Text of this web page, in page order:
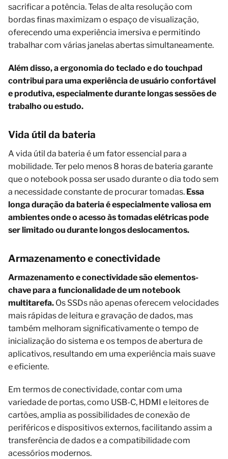
sacrificar a potência. Telas de alta resolução com
bordas finas maximizam o espaço de visualização,
oferecendo uma experiência imersiva e permitindo
trabalhar com várias janelas abertas simultaneamente.
Além disso, a ergonomia do teclado e do touchpad
contribui para uma experiência de usuário confortável
e produtiva, especialmente durante longas sessões de
trabalho ou estudo.
Vida útil da bateria
A vida útil da bateria é um fator essencial para a
mobilidade. Ter pelo menos 8 horas de bateria garante
que o notebook possa ser usado durante o dia todo sem
a necessidade constante de procurar tomadas. Essa
longa duração da bateria é especialmente valiosa em
ambientes onde o acesso às tomadas elétricas pode
ser limitado ou durante longos deslocamentos.
Armazenamento e conectividade
Armazenamento e conectividade são elementos-
chave para a funcionalidade de um notebook
multitarefa. Os SSDs não apenas oferecem velocidades
mais rápidas de leitura e gravação de dados, mas
também melhoram significativamente o tempo de
inicialização do sistema e os tempos de abertura de
aplicativos, resultando em uma experiência mais suave
e eficiente.
Em termos de conectividade, contar com uma
variedade de portas, como USB-C, HDMI e leitores de
cartões, amplia as possibilidades de conexão de
periféricos e dispositivos externos, facilitando assim a
transferência de dados e a compatibilidade com
acessórios modernos.